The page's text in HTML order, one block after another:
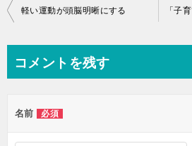
投
ビ
ー
シ
軽い運動が頭脳明晰にする
コメントを残す
名前 必須